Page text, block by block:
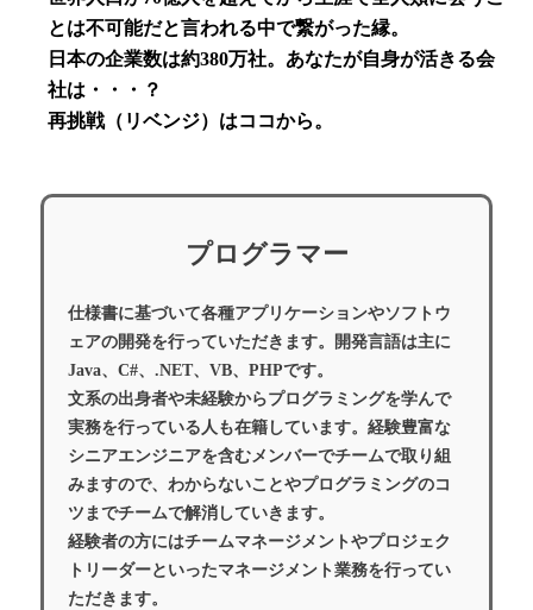
とは不可能だと言われる中で繋がった縁。
日本の企業数は約380万社。あなたが自身が活きる会
社は・・・？
再挑戦（リベンジ）はココから。
プログラマー
仕様書に基づいて各種アプリケーションやソフトウ
ェアの開発を行っていただきます。開発言語は主に
Java、C#、.NET、VB、PHPです。
文系の出身者や未経験からプログラミングを学んで
実務を行っている人も在籍しています。経験豊富な
シニアエンジニアを含むメンバーでチームで取り組
みますので、わからないことやプログラミングのコ
ツまでチームで解消していきます。
経験者の方にはチームマネージメントやプロジェク
トリーダーといったマネージメント業務を行ってい
ただきます。